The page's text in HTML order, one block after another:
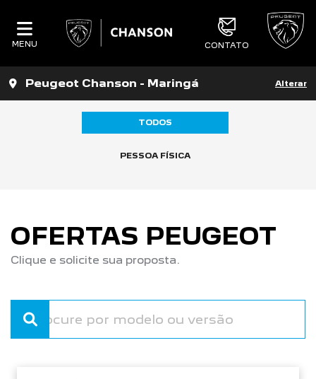
MENU CONTATO
Peugeot Chanson - Maringá Alterar
TODOS
PESSOA FÍSICA
OFERTAS PEUGEOT
Clique e solicite sua proposta.